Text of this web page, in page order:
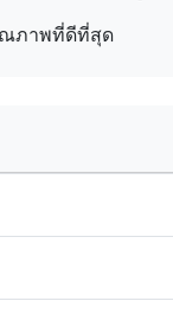
ณภาพที่ดีที่สุด